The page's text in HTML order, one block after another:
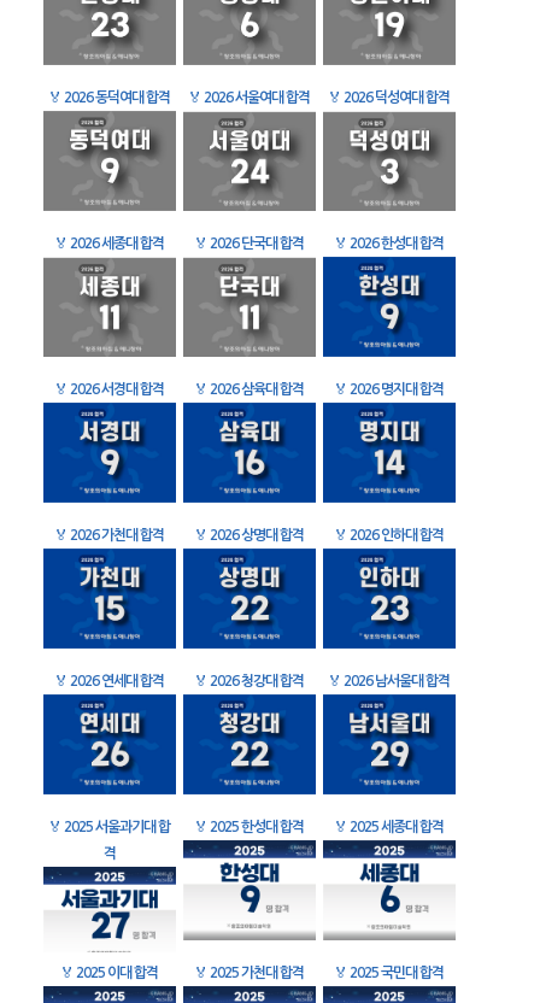
🏅 2026 동덕여대 합격 🏅 2026 서울여대 합격 🏅 2026 덕성여대 합격
🏅 2026 세종대 합격 🏅 2026 단국대 합격 🏅 2026 한성대 합격
🏅 2026 서경대 합격 🏅 2026 삼육대 합격 🏅 2026 명지대 합격
🏅 2026 가천대 합격 🏅 2026 상명대 합격 🏅 2026 인하대 합격
🏅 2026 연세대 합격 🏅 2026 청강대 합격 🏅 2026 남서울대 합격
🏅 2025 서울과기대 합
격
🏅 2025 한성대 합격 🏅 2025 세종대 합격
🏅 2025 이대 합격 🏅 2025 가천대 합격 🏅 2025 국민대 합격